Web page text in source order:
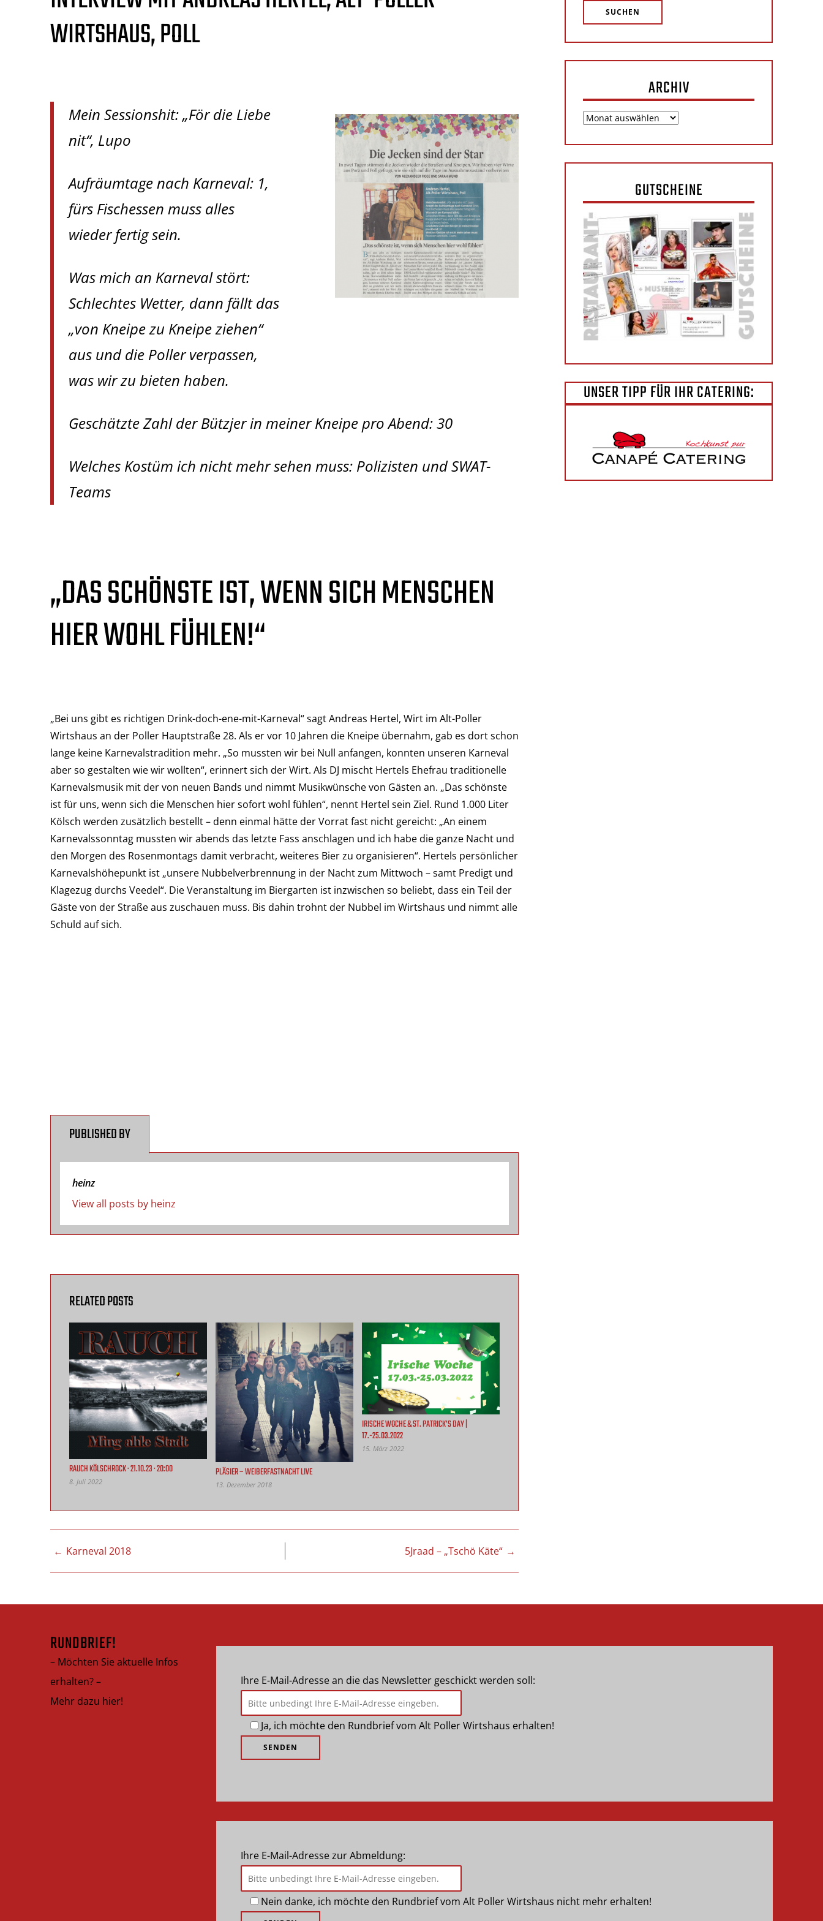
WIRTSHAUS, POLL
Mein Sessionshit: „För die Liebe
nit“, Lupo
Aufräumtage nach Karneval: 1,
fürs Fischessen muss alles
wieder fertig sein.
Was mich an Karneval stört:
Schlechtes Wetter, dann fällt das
„von Kneipe zu Kneipe ziehen“
aus und die Poller verpassen,
was wir zu bieten haben.
Geschätzte Zahl der Bützjer in meiner Kneipe pro Abend: 30
Welches Kostüm ich nicht mehr sehen muss: Polizisten und SWAT-
Teams
„DAS SCHÖNSTE IST, WENN SICH MENSCHEN
HIER WOHL FÜHLEN!“
„Bei uns gibt es richtigen Drink-doch-ene-mit-Karneval“ sagt Andreas Hertel, Wirt im Alt-Poller
Wirtshaus an der Poller Hauptstraße 28. Als er vor 10 Jahren die Kneipe übernahm, gab es dort schon
lange keine Karnevalstradition mehr. „So mussten wir bei Null anfangen, konnten unseren Karneval
aber so gestalten wie wir wollten“, erinnert sich der Wirt. Als DJ mischt Hertels Ehefrau traditionelle
Karnevalsmusik mit der von neuen Bands und nimmt Musikwünsche von Gästen an. „Das schönste
ist für uns, wenn sich die Menschen hier sofort wohl fühlen“, nennt Hertel sein Ziel. Rund 1.000 Liter
Kölsch werden zusätzlich bestellt – denn einmal hätte der Vorrat fast nicht gereicht: „An einem
Karnevalssonntag mussten wir abends das letzte Fass anschlagen und ich habe die ganze Nacht und
den Morgen des Rosenmontags damit verbracht, weiteres Bier zu organisieren“. Hertels persönlicher
Karnevalshöhepunkt ist „unsere Nubbelverbrennung in der Nacht zum Mittwoch – samt Predigt und
Klagezug durchs Veedel“. Die Veranstaltung im Biergarten ist inzwischen so beliebt, dass ein Teil der
Gäste von der Straße aus zuschauen muss. Bis dahin trohnt der Nubbel im Wirtshaus und nimmt alle
Schuld auf sich.
PUBLISHED BY
heinz
View all posts by heinz
RELATED POSTS
RAUCH KÖLSCHROCK · 21.10.23 · 20:00
8. Juli 2022
PLÄSIER – WEIBERFASTNACHT LIVE
13. Dezember 2018
IRISCHE WOCHE & ST. PATRICK’S DAY |
17.-25.03.2022
15. März 2022
BEITRAGSNAVIGATION
Karneval 2018 5Jraad – „Tschö Käte“
ARCHIV
Archiv
GUTSCHEINE
UNSER TIPP FÜR IHR CATERING:
RUNDBRIEF!
– Möchten Sie aktuelle Infos
erhalten? –
Mehr dazu hier!
Ihre E-Mail-Adresse an die das Newsletter geschickt werden soll:
Ja, ich möchte den Rundbrief vom Alt Poller Wirtshaus erhalten!
Ihre E-Mail-Adresse zur Abmeldung:
Nein danke, ich möchte den Rundbrief vom Alt Poller Wirtshaus nicht mehr erhalten!